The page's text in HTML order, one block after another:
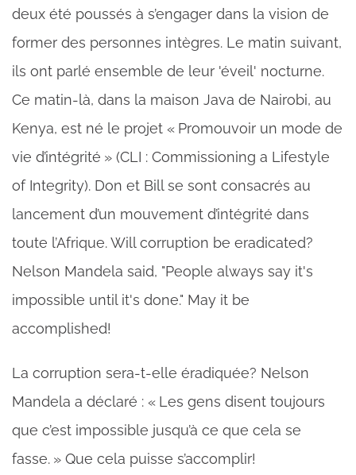
deux été poussés à s’engager dans la vision de
former des personnes intègres. Le matin suivant,
ils ont parlé ensemble de leur 'éveil' nocturne.
Ce matin-là, dans la maison Java de Nairobi, au
Kenya, est né le projet « Promouvoir un mode de
vie d’intégrité » (CLI : Commissioning a Lifestyle
of Integrity). Don et Bill se sont consacrés au
lancement d’un mouvement d’intégrité dans
toute l’Afrique. Will corruption be eradicated?
Nelson Mandela said, "People always say it's
impossible until it's done." May it be
accomplished!
La corruption sera-t-elle éradiquée? Nelson
Mandela a déclaré : « Les gens disent toujours
que c’est impossible jusqu’à ce que cela se
fasse. » Que cela puisse s’accomplir!